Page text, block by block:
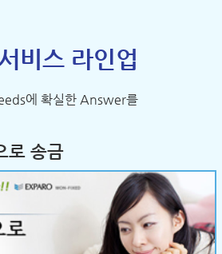
비스 라인업
에 확실한 Answer를
로 송금